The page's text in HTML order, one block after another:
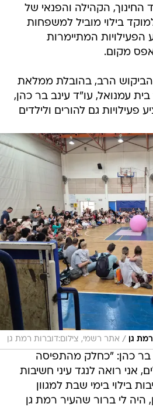
החינוך, הקהילה והפנאי של
בילוי מוביל למשפחות
הפעילויות המתיימרות
מקום.
הרב, בהובלת ממלאת
עמנואל, עו"ד עינב בר כהן,
גם להורים ולילדים
גן / אתר רשמי, צילום:דוברות רמת גן
בר כהן: "כחלק מהתפיסה
אני רואה לנגד עיני חשיבות
בילוי בימי שבת למגוון
היה לי ברור שהעיר רמת גן